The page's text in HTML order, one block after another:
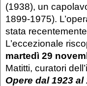
(1938), un
1899-1975).
stata
L’eccezionale
martedì 29
Matitti, curatori
Opere dal 1923 al